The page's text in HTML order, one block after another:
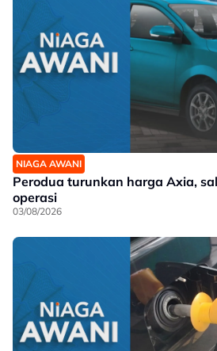
NIAGA AWANI
Perodua turunkan harga Axia,
operasi
03/08/2026